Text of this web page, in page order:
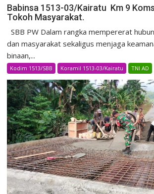
Babinsa 1513-03/Kairatu Km 9
Tokoh Masyarakat.
SBB PW Dalam rangka mempererat
dan masyarakat sekaligus menjaga
binaan,...
Kodim 1513/SBB Koramil 1513-03/Kairatu TNI AD